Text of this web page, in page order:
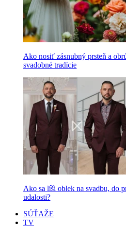
Ako nosiť zásnubný prsteň a
svadobné tradície
Ako sa líši oblek na svadbu, do
udalosti?
SÚŤAŽE
TV